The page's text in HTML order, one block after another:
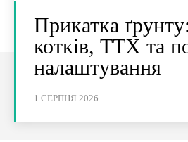
Прикатка
котків, ТТХ та
налаштування
1 СЕРПНЯ 2026